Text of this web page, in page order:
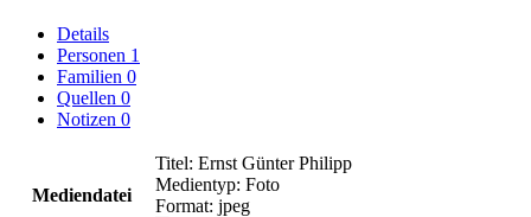
Details
Personen 1
Familien 0
Quellen 0
Notizen 0
Mediendatei
Titel: Ernst Günter Philipp
Medientyp: Foto
Format: jpeg